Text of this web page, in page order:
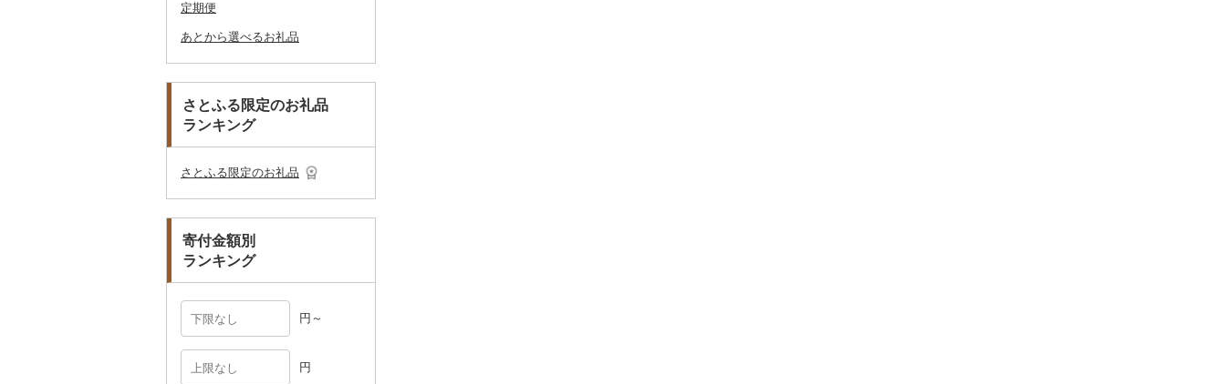
券
GDOふるさとゴルフ
プレークーポン
その他のゴルフプレー
花火大会チケット
カタログギフト
その他文房具
箸
スプーン・フォーク・
ナイフ
皿・椀
その他食器
フライパン
鍋
まな板
土鍋
日用品
洗剤
トイレットペーパー
ティッシュ
その他日用品
楽器・器材
本・CD・DVD
おもちゃ・ぬいぐるみ
ご当地キャラクター
ペット用品
その他雑貨
その他スポーツ
アロマ
プロテイン
その他美容
ツケース
その他鞄・バッグ
子供・ベビー
その他洋服
靴・履物
靴・シューズ
スリッパ・下駄・草履
その他靴・履物
アクセサリー
ペンダント・ネックレ
ス
ピアス・イヤリング
その他アクセサリー
その他服飾小物
ショール・ストール
マフラー・手袋
唐津焼
備前焼
美濃焼
村上木彫堆朱
その他装飾品・工芸品
数珠
工芸品
播州そろばん
美濃和紙
花
胡蝶蘭
造花・プリザーブドフ
ラワー
その他花
盆栽・その他
地域サービス
その他
定期便
あとから選べるお礼品
さとふる限定のお礼品
ランキング
さとふる限定のお礼品
寄付金額別
ランキング
円～
円